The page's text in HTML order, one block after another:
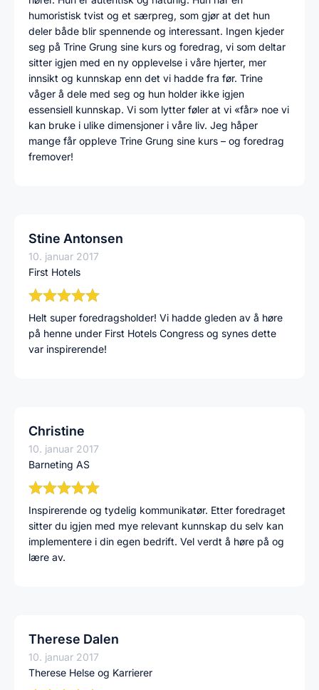
humoristisk tvist og et særpreg, som gjør at det hun
deler både blir spennende og interessant. Ingen kjeder
seg på Trine Grung sine kurs og foredrag, vi som deltar
sitter igjen med en ny opplevelse i våre hjerter, mer
innsikt og kunnskap enn det vi hadde fra før. Trine
våger å dele med seg og hun holder ikke igjen
essensiell kunnskap. Vi som lytter føler at vi «får» noe vi
kan bruke i ulike dimensjoner i våre liv. Jeg håper
mange får oppleve Trine Grung sine kurs – og foredrag
fremover!
Stine Antonsen
10. januar 2017
First Hotels
Helt super foredragsholder! Vi hadde gleden av å høre
på henne under First Hotels Congress og synes dette
var inspirerende!
Christine
10. januar 2017
Barneting AS
Inspirerende og tydelig kommunikatør. Etter foredraget
sitter du igjen med mye relevant kunnskap du selv kan
implementere i din egen bedrift. Vel verdt å høre på og
lære av.
Therese Dalen
10. januar 2017
Therese Helse og Karrierer